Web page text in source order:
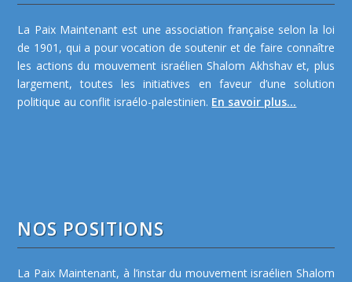
La Paix Maintenant est une association française selon la loi
de 1901, qui a pour vocation de soutenir et de faire connaître
les actions du mouvement israélien Shalom Akhshav et, plus
largement, toutes les initiatives en faveur d’une solution
politique au conflit israélo-palestinien. En savoir plus...
NOS POSITIONS
La Paix Maintenant, à l’instar du mouvement israélien Shalom